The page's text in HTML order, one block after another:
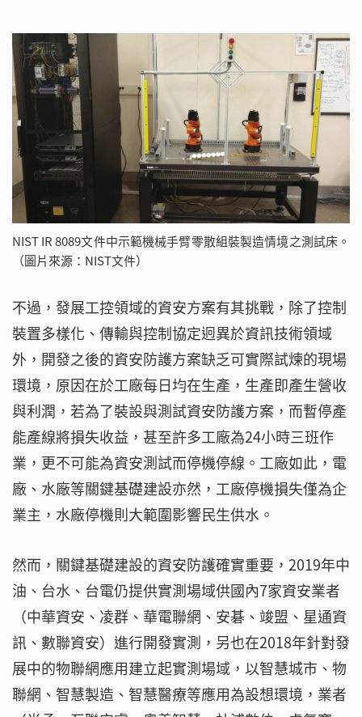
NIST IR 8089文件中示範機械手臂零散組裝製造情境之測試床。
（圖片來源：NIST文件）
不過，發展工控領域的資安方案有其挑戰，除了控制
裝置多樣化、傳輸與控制協定迥異於資訊技術領域
外，開發之後的資安防護方案缺乏可實際試煉的現場
環境，原因在於工廠每日均在生產，生產即產生營收
與利潤，若為了裝設與測試資安防護方案，而暫停產
能產線將損失收益，甚至許多工廠為24小時三班作
業，更不可能為資安測試而停機停線。工廠如此，電
廠、水廠等關鍵基礎建設亦然，工廠停機損失僅為企
業主，水廠停機則大範圍影響民生供水。
然而，關鍵基礎建設的資安防護確實重要，2019年中
油、台水、台電仍提供實測場域供國內7家資安業者
（中華資安、凌群、華電聯網、安碁、竣盟、星通資
訊、數聯資安）進行開發實測，另也在2018年針對發
展中的物聯網應用建立起實測場域，以智慧城市、物
聯網、智慧製造、智慧醫療等應用為設想環境，業者